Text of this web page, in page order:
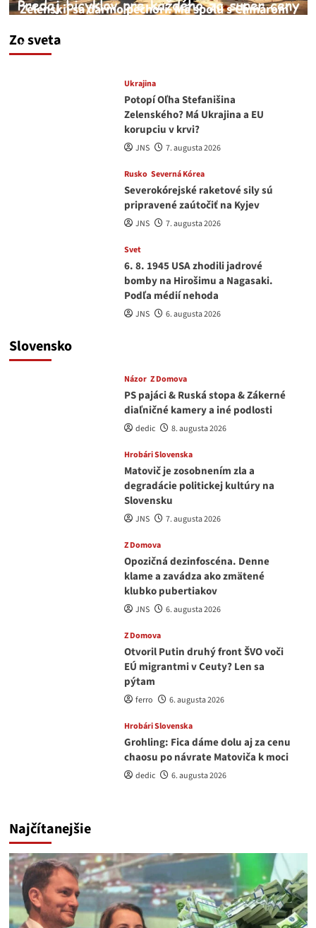
Zo sveta
Zelenskij sa darmo pechorí. Má spolu s Chmarom
medvedar
Ukrajina
Potopí Oľha Stefanišina
Zelenského? Má Ukrajina a EU
korupciu v krvi?
JNS 7. augusta 2026
Rusko Severná Kórea
Severokórejské raketové sily sú
pripravené zaútočiť na Kyjev
JNS 7. augusta 2026
Svet
6. 8. 1945 USA zhodili jadrové
bomby na Hirošimu a Nagasaki.
Podľa médií nehoda
JNS 6. augusta 2026
Slovensko
Názor Z Domova
PS pajáci & Ruská stopa & Zákerné
diaľničné kamery a iné podlosti
dedic 8. augusta 2026
Hrobári Slovenska
Matovič je zosobnením zla a
degradácie politickej kultúry na
Slovensku
JNS 7. augusta 2026
Z Domova
Opozičná dezinfoscéna. Denne
klame a zavádza ako zmätené
klubko pubertiakov
JNS 6. augusta 2026
Z Domova
Otvoril Putin druhý front ŠVO voči
EÚ migrantmi v Ceuty? Len sa
pýtam
ferro 6. augusta 2026
Hrobári Slovenska
Grohling: Fica dáme dolu aj za cenu
chaosu po návrate Matoviča k moci
dedic 6. augusta 2026
Najčítanejšie